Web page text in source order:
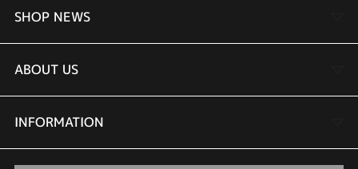
婚約指輪
結婚指輪
セットリング
SHOP NEWS
TAKEUCHI BRIDAL金沢本店情報
商品一覧
ABOUT US
会社概要
INFORMATION